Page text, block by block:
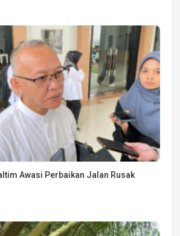
Awasi Perbaikan Jalan Rusak